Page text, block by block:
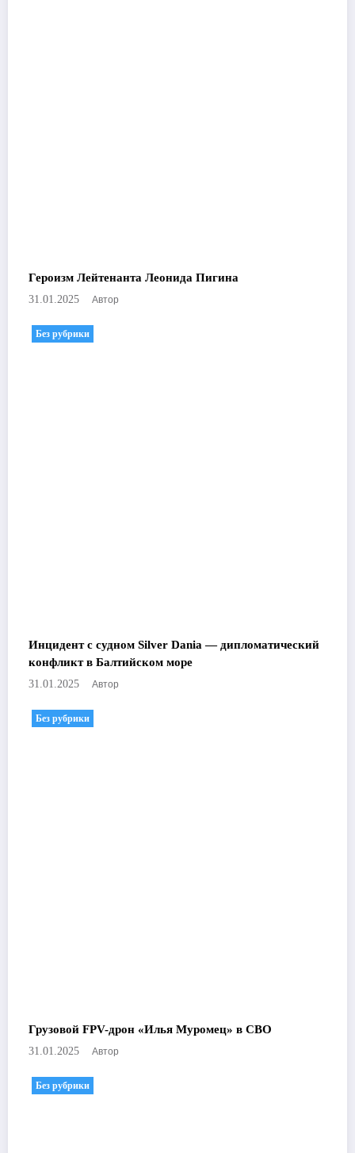
Героизм Лейтенанта Леонида Пигина
31.01.2025 Автор
Без рубрики
Инцидент с судном Silver Dania — дипломатический
конфликт в Балтийском море
31.01.2025 Автор
Без рубрики
Грузовой FPV-дрон «Илья Муромец» в СВО
31.01.2025 Автор
Без рубрики